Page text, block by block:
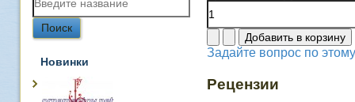
Новинки
Задайте вопрос по
Рецензии